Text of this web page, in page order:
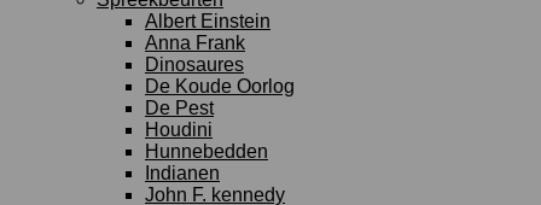
Albert Einstein
Anna Frank
Dinosaures
De Koude Oorlog
De Pest
Houdini
Hunnebedden
Indianen
John F. kennedy